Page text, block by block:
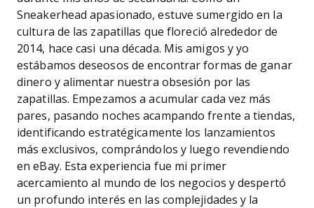
Sneakerhead apasionado, estuve sumergido en la
cultura de las zapatillas que floreció alrededor de
2014, hace casi una década. Mis amigos y yo
estábamos deseosos de encontrar formas de ganar
dinero y alimentar nuestra obsesión por las
zapatillas. Empezamos a acumular cada vez más
pares, pasando noches acampando frente a tiendas,
identificando estratégicamente los lanzamientos
más exclusivos, comprándolos y luego revendiendo
en eBay. Esta experiencia fue mi primer
acercamiento al mundo de los negocios y despertó
un profundo interés en las complejidades y la